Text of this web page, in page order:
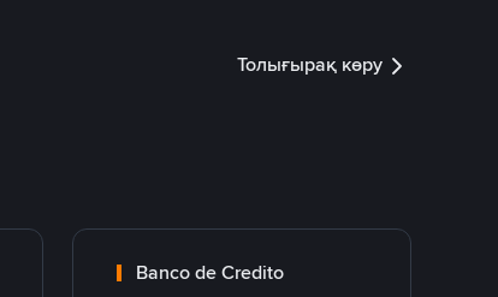
Толығырақ көру
Banco de Credito